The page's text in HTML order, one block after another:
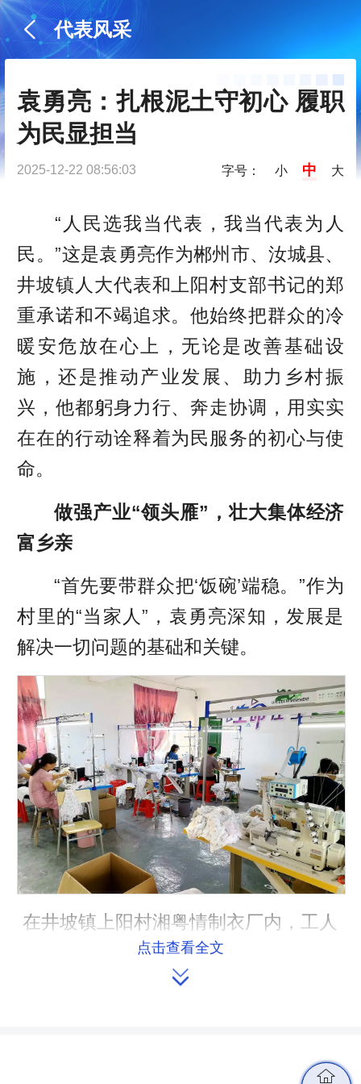
代表风采
袁勇亮：扎根泥土守初心 履职
为民显担当
2025-12-22 08:56:03 字号： 小 中 大
“人民选我当代表，我当代表为人
民。”这是袁勇亮作为郴州市、汝城县、
井坡镇人大代表和上阳村支部书记的郑
重承诺和不竭追求。他始终把群众的冷
暖安危放在心上，无论是改善基础设
施，还是推动产业发展、助力乡村振
兴，他都躬身力行、奔走协调，用实实
在在的行动诠释着为民服务的初心与使
命。
做强产业“领头雁”，壮大集体经济
富乡亲
“首先要带群众把‘饭碗’端稳。”作为
村里的“当家人”，袁勇亮深知，发展是
解决一切问题的基础和关键。
在井坡镇上阳村湘粤情制衣厂内，工人
们正在忙碌工作。
件衣服在他们手中逐渐成型，车间里洋
点击查看全文
